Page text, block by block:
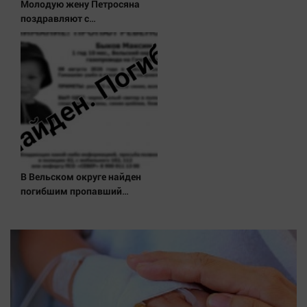
Молодую жену Петросяна
поздравляют с
беременностью
В Вельском округе найден
погибшим пропавший